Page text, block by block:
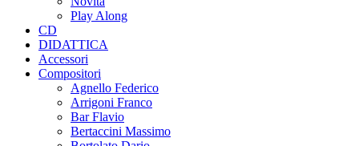
Play Along
CD
DIDATTICA
Accessori
Compositori
Agnello Federico
Arrigoni Franco
Bar Flavio
Bertaccini Massimo